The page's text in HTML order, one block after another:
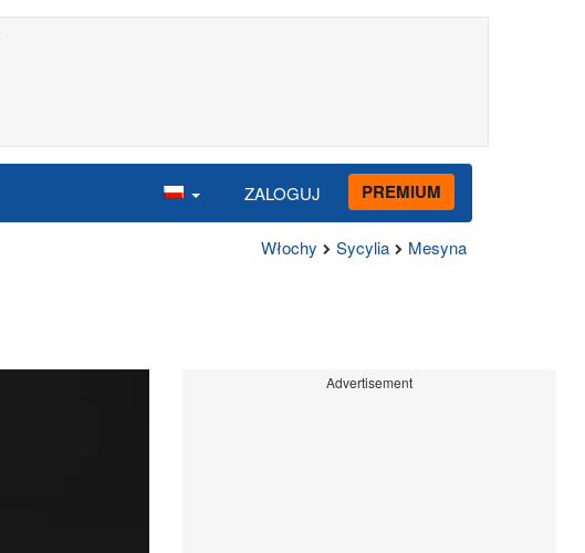
ZALOGUJ PREMIUM
Włochy Sycylia Mesyna
Advertisement